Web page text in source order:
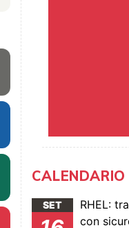
CALENDARIO
SET
RHEL:
con